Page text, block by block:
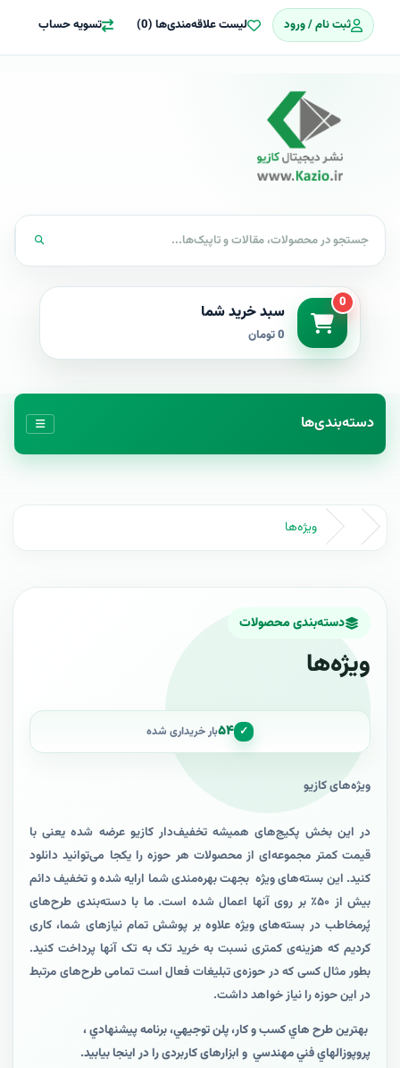
ثبت نام / ورود لیست علاقه‌مندی‌ها (0) تسویه حساب
0 سبد خرید شما
0 تومان
دسته‌بندی‌ها
ویژه‌ها
دسته‌بندی محصولات
ویژه‌ها
✓ ۵۴بار خریداری شده
ویژه‌های کازیو
در این بخش پکیج‌های همیشه تخفیف‌دار کازیو عرضه شده یعنی با
قیمت کمتر مجموعه‌ای از محصولات هر حوزه را یکجا می‌توانید دانلود
کنید. این بسته‌های ویژه بجهت بهره‌مندی شما ارایه شده و تخفیف دائم
بیش از ۵۰٪ بر روی آنها اعمال شده است.
ما با دسته‌بندی طرح‌های
پُرمخاطب در بسته‌های ویژه علاوه بر پوشش تمام نیازهای شما، کاری
کردیم که هزینه‌ی کمتری نسبت به خرید تک به تک آنها پرداخت کنید.
بطور مثال کسی که در حوزه‌ی تبلیغات فعال است تمامی طرح‌های مرتبط
در این حوزه را نیاز خواهد داشت.
بهترين طرح هاي کسب و کار، پلن توجيهي، برنامه پيشنهادي ،
پروپوزالهاي فني مهندسي و ابزارهای کاربردی را در اينجا بيابيد.